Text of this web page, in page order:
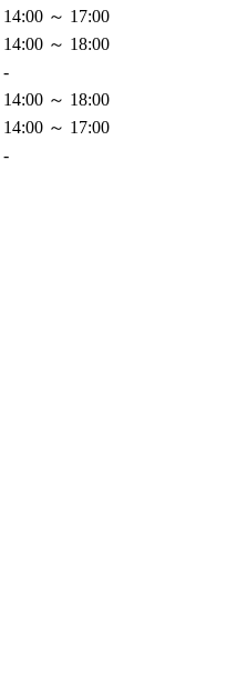
14:00 ～ 17:00
14:00 ～ 18:00
-
14:00 ～ 18:00
14:00 ～ 17:00
-